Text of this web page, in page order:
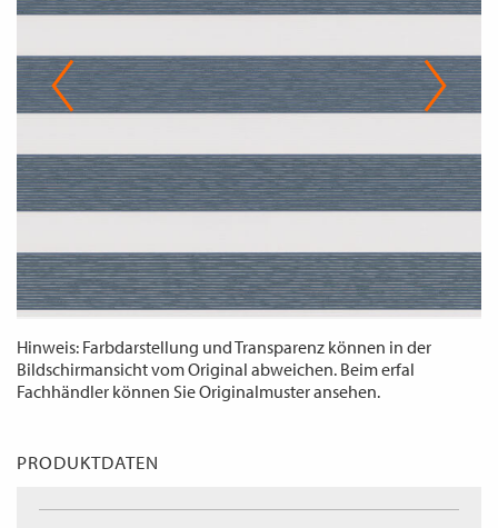
WECHSELN
DE
Hinweis: Farbdarstellung und Transparenz können in der
Bildschirmansicht vom Original abweichen. Beim erfal
Fachhändler können Sie Originalmuster ansehen.
PRODUKTDATEN